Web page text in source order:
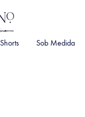
Shorts Sob Medida